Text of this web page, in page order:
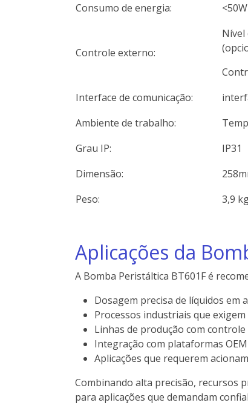
Consumo de energia:
<50W
Controle externo:
Nível
Interface de comunicação:
Ambiente de trabalho:
Grau IP:
IP31
Dimensão:
Peso:
3,9
Aplicações da
A Bomba Peristáltica BT601F é
Dosagem precisa de líquidos em
Processos industriais que
Linhas de produção com
Integração com plataformas
Aplicações que requerem
Combinando alta precisão, recursos
para aplicações que demandam